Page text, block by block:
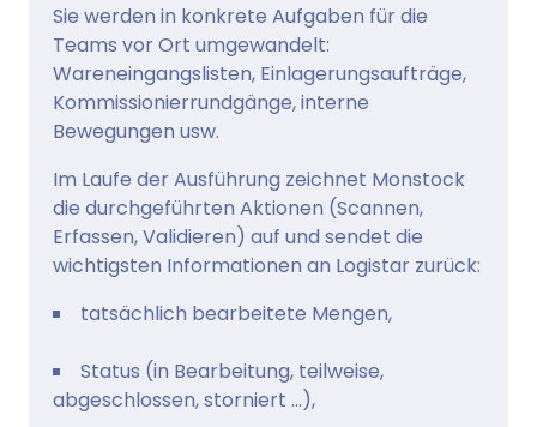
Sie werden in konkrete Aufgaben für die
Teams vor Ort umgewandelt:
Wareneingangslisten, Einlagerungsaufträge,
Kommissionierrundgänge, interne
Bewegungen usw.
Im Laufe der Ausführung zeichnet Monstock
die durchgeführten Aktionen (Scannen,
Erfassen, Validieren) auf und sendet die
wichtigsten Informationen an Logistar zurück:
tatsächlich bearbeitete Mengen,
Status (in Bearbeitung, teilweise,
abgeschlossen, storniert ...),